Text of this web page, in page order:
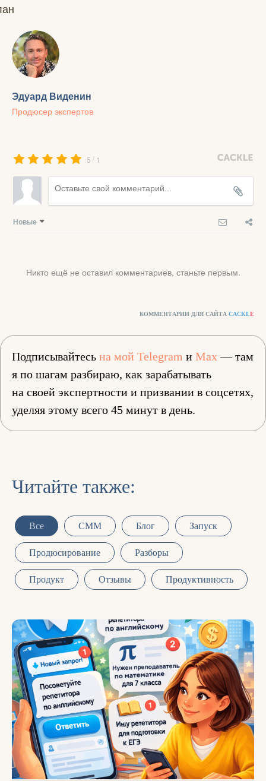
Эдуард Виденин
Продюсер экспертов
5 / 1
Новые
Никто ещё не оставил комментариев, станьте первым.
КОММЕНТАРИИ ДЛЯ САЙТА CACKLE
Подписывайтесь на мой Telegram и Max — там
я по шагам разбираю, как зарабатывать
на своей экспертности и призвании в соцсетях,
уделяя этому всего 45 минут в день.
Читайте также:
Все СММ Блог Запуск
Продюсирование Разборы
Продукт Отзывы Продуктивность